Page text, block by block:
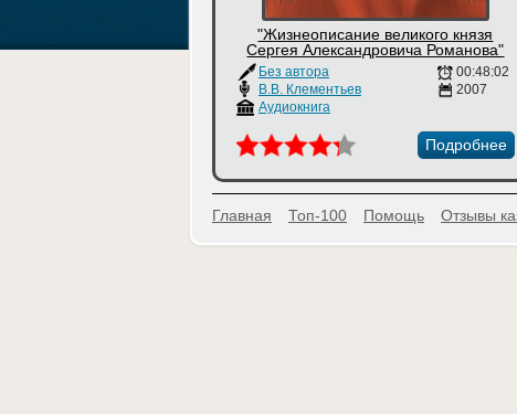
"Жизнеописание великого князя
Сергея Александровича Романова"
Без автора
В.В. Клементьев
Аудиокнига
00:48:02
2007
Подробнее
Главная Топ-100 Помощь Отзывы